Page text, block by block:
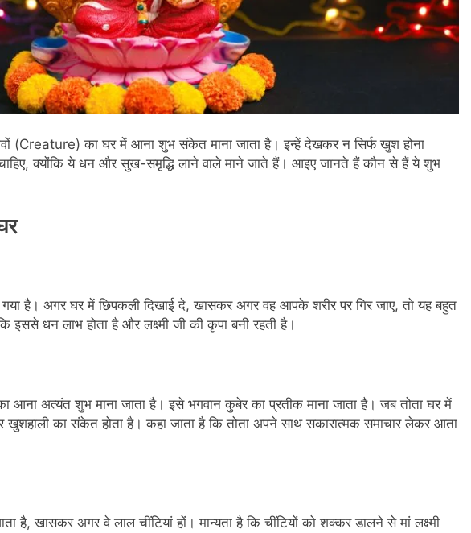
(Creature) का घर में आना शुभ संकेत माना जाता है। इन्हें देखकर न सिर्फ खुश होना
चाहिए, क्योंकि ये धन और सुख-समृद्धि लाने वाले माने जाते हैं। आइए जानते हैं कौन से हैं ये शुभ
गया है। अगर घर में छिपकली दिखाई दे, खासकर अगर वह आपके शरीर पर गिर जाए, तो यह बहुत
धन लाभ होता है और लक्ष्मी जी की कृपा बनी रहती है।
अत्यंत शुभ माना जाता है। इसे भगवान कुबेर का प्रतीक माना जाता है। जब तोता घर में
का संकेत होता है। कहा जाता है कि तोता अपने साथ सकारात्मक समाचार लेकर आता
है, खासकर अगर वे लाल चींटियां हों। मान्यता है कि चींटियों को शक्कर डालने से मां लक्ष्मी